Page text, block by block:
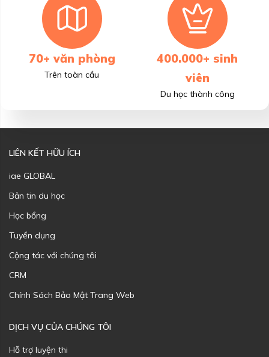
70+ văn phòng
Trên toàn cầu
400.000+ sinh
viên
Du học thành công
LIÊN KẾT HỮU ÍCH
iae GLOBAL
Bản tin du học
Học bổng
Tuyển dụng
Cộng tác với chúng tôi
CRM
Chính Sách Bảo Mật Trang Web
DỊCH VỤ CỦA CHÚNG TÔI
Hỗ trợ luyện thi